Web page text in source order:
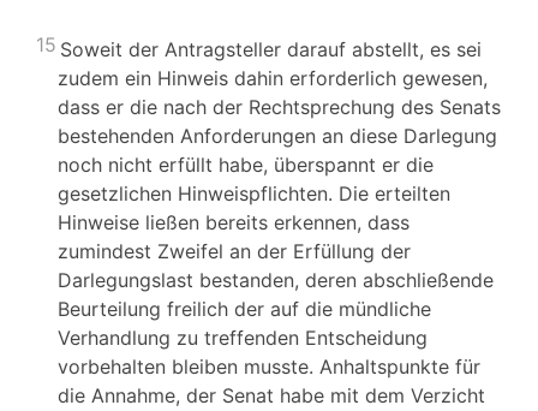
15 Soweit der Antragsteller darauf abstellt, es sei
zudem ein Hinweis dahin erforderlich gewesen,
dass er die nach der Rechtsprechung des Senats
bestehenden Anforderungen an diese Darlegung
noch nicht erfüllt habe, überspannt er die
gesetzlichen Hinweispflichten. Die erteilten
Hinweise ließen bereits erkennen, dass
zumindest Zweifel an der Erfüllung der
Darlegungslast bestanden, deren abschließende
Beurteilung freilich der auf die mündliche
Verhandlung zu treffenden Entscheidung
vorbehalten bleiben musste. Anhaltspunkte für
die Annahme, der Senat habe mit dem Verzicht